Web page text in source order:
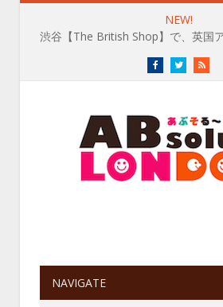
NEW!
渋谷【The British Shop】で、英国
FacebookTwitterRSS
NAVIGATE